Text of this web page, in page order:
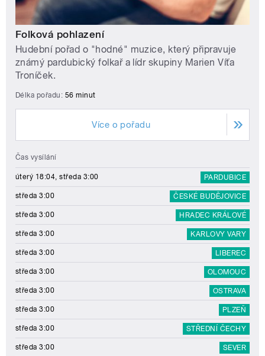
Folková pohlazení
Hudební pořad o "hodné" muzice, který připravuje
známý pardubický folkař a lídr skupiny Marien Víťa
Troníček.
Délka pořadu: 56 minut
Více o pořadu
Čas vysílání
úterý 18:04, středa 3:00 PARDUBICE
středa 3:00 ČESKÉ BUDĚJOVICE
středa 3:00 HRADEC KRÁLOVÉ
středa 3:00 KARLOVY VARY
středa 3:00 LIBEREC
středa 3:00 OLOMOUC
středa 3:00 OSTRAVA
středa 3:00 PLZEŇ
středa 3:00 STŘEDNÍ ČECHY
středa 3:00 SEVER